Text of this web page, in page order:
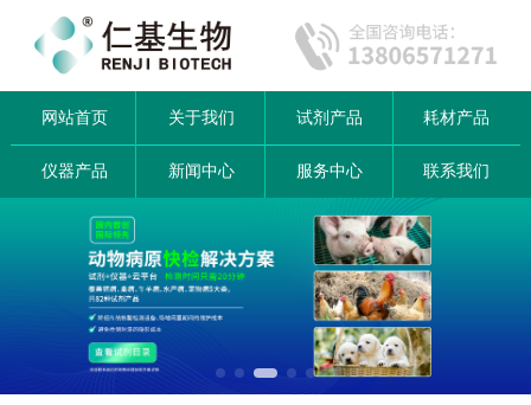
网站首页 关于我们 试剂产品 耗材产品
仪器产品 新闻中心 服务中心 联系我们